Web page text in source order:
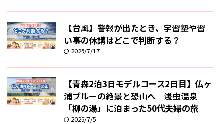
【台風】警報が出たとき、学習塾や習
い事の休講はどこで判断する？
2026/7/17
【青森2泊3日モデルコース2日目】仏ヶ
浦ブルーの絶景と恐山へ｜浅虫温泉
「柳の湯」に泊まった50代夫婦の旅
2026/7/5